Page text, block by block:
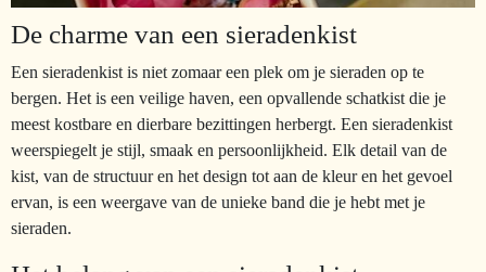
De charme van een sieradenkist
Een sieradenkist is niet zomaar een plek om je sieraden op te
bergen. Het is een veilige haven, een opvallende schatkist die je
meest kostbare en dierbare bezittingen herbergt. Een sieradenkist
weerspiegelt je stijl, smaak en persoonlijkheid. Elk detail van de
kist, van de structuur en het design tot aan de kleur en het gevoel
ervan, is een weergave van de unieke band die je hebt met je
sieraden.